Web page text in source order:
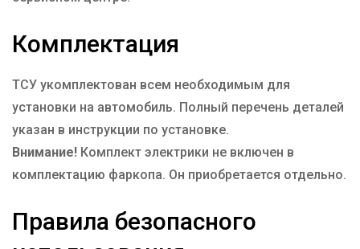
Комплектация
ТСУ укомплектован всем необходимым для
установки на автомобиль. Полный перечень деталей
указан в инструкции по установке.
Внимание! Комплект электрики не включен в
комплектацию фаркопа. Он приобретается отдельно.
Правила безопасного